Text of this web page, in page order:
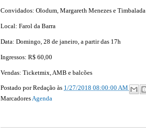
Convidados: Olodum, Margareth Menezes e Timbalada
Local: Farol da Barra
Data: Domingo, 28 de janeiro, a partir das 17h
Ingressos: R$ 60,00
Vendas: Ticketmix, AMB e balcões
Postado porRedação às 1/27/2018 08:00:00 AM
MarcadoresAgenda